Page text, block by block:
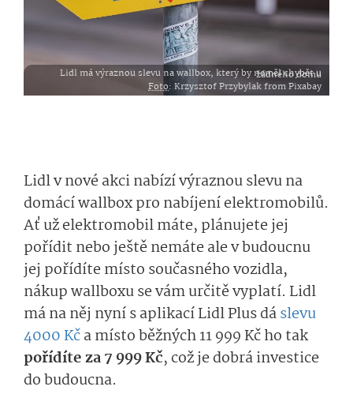
Lidl má výraznou slevu na wallbox, který by neměl chybět u žádného domu
Foto: Krzysztof Przybylak from Pixabay
Lidl v nové akci nabízí výraznou slevu na
domácí wallbox pro nabíjení elektromobilů.
Ať už elektromobil máte, plánujete jej
pořídit nebo ještě nemáte ale v budoucnu
jej pořídíte místo současného vozidla,
nákup wallboxu se vám určitě vyplatí. Lidl
má na něj nyní s aplikací Lidl Plus dáslevu
4000 Kča místo běžných 11 999 Kč ho tak
pořídíte za 7 999 Kč, což je dobrá investice
do budoucna.